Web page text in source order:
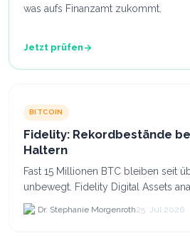
was aufs Finanzamt zukommt.
Jetzt prüfen
BITCOIN
Fidelity: Rekordbestände
Haltern
Fast 15 Millionen BTC bleiben seit
unbewegt. Fidelity Digital Assets
Anlegerüberzeugung trotz
BTC-Preis.
Dr. Stephanie Morgenroth25. Jul 2026